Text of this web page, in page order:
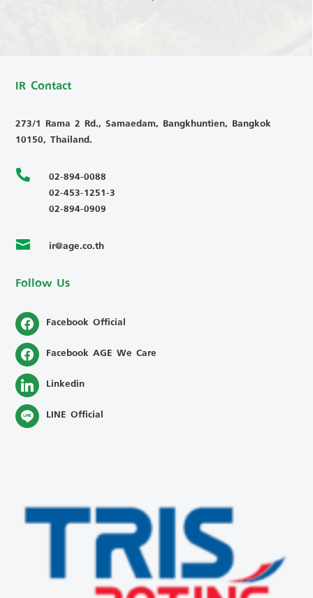
IR Contact
273/1 Rama 2 Rd., Samaedam, Bangkhuntien, Bangkok
10150, Thailand.

02-894-0088
02-453-1251-3
02-894-0909
 ir@age.co.th
Follow Us
Facebook Official
Facebook AGE We Care
Linkedin
LINE Official